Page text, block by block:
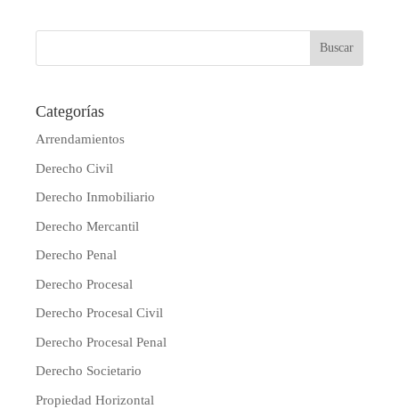
Categorías
Arrendamientos
Derecho Civil
Derecho Inmobiliario
Derecho Mercantil
Derecho Penal
Derecho Procesal
Derecho Procesal Civil
Derecho Procesal Penal
Derecho Societario
Propiedad Horizontal